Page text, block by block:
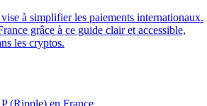
à simplifier les paiements internationaux.
grâce à ce guide clair et accessible,
les cryptos.
(Ripple) en France